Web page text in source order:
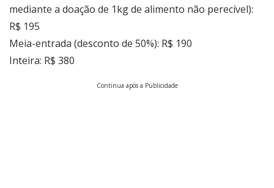
mediante a doação de 1kg de alimento não perecível):
R$ 195
Meia-entrada (desconto de 50%): R$ 190
Inteira: R$ 380
Continua após a Publicidade